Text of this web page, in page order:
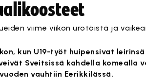
viime viikon urotöistä ja
kun U19-työt huipensivat
Sveitsissä kahdella komealla
vauhtiin Eerikkilässä.